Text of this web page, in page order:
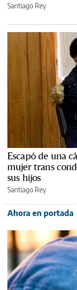
Santiago Rey
Escapó de una
mujer trans
sus hijos
Santiago Rey
Ahora en portada